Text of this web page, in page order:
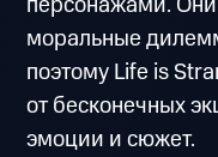
моральные
поэтому Life is
от бесконечных
эмоции и сюжет.